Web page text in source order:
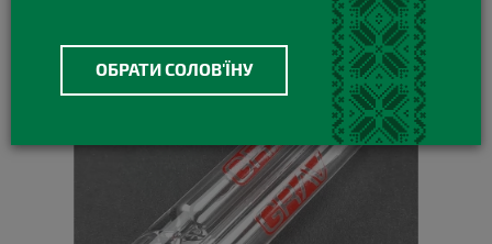
ОБРАТИ СОЛОВ'ЇНУ